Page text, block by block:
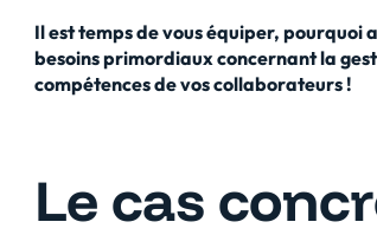
Il est temps de vous équiper, pourquoi
besoins primordiaux concernant la
compétences de vos collaborateurs !
Le cas